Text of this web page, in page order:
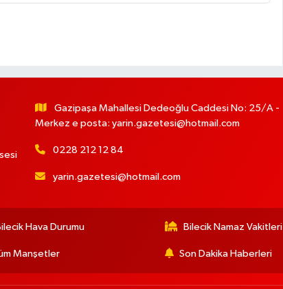
Gazipaşa Mahallesi Dedeoğlu Caddesi No: 25/A -
Merkez e posta: yarin.gazetesi@hotmail.com
0228 212 12 84
yarin.gazetesi@hotmail.com
Hava Durumu Bilecik Namaz Vakitleri
Manşetler Son Dakika Haberleri